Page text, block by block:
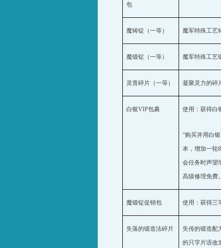
包
魔铸锭（一等） 魔军特殊工艺
魔锻锭（一等） 魔军特殊工艺
灵胄碎片（一等） 凝聚灵力的碎
白银VIP包裹 使用：获得白
“购买并用白银
本，增加一轮8
会任务时声望
高级修理免费
魔锻锭促销包 使用：获得三
失落的锻造法碎片
失传的锻造配
的只字片语改